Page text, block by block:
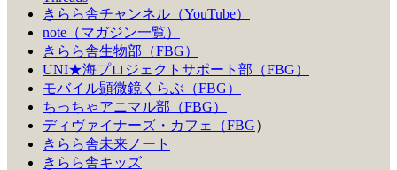
きらら舎チャンネル（YouTube）
note（マガジン一覧）
きらら舎生物部（FBG）
UNI★海プロジェクトサポート部（FBG）
モバイル顕微鏡くらぶ（FBG）
ちっちゃアニマル部（FBG）
ディヴァイナーズ・カフェ（FBG）
きらら舎未来ノート
きらら舎キッズ